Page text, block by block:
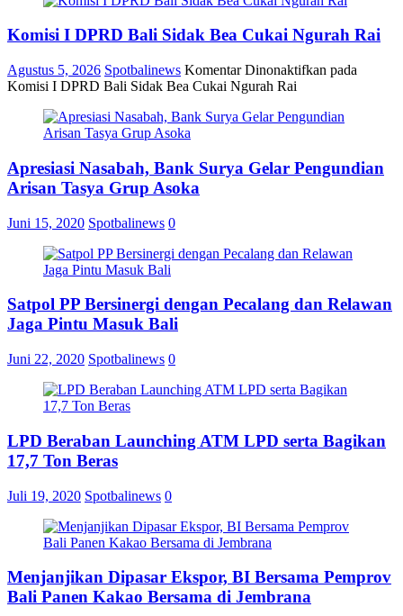
Komisi I DPRD Bali Sidak Bea Cukai Ngurah Rai
Agustus 5, 2026 Spotbalinews Komentar Dinonaktifkan pada
Komisi I DPRD Bali Sidak Bea Cukai Ngurah Rai
Apresiasi Nasabah, Bank Surya Gelar Pengundian
Arisan Tasya Grup Asoka
Juni 15, 2020 Spotbalinews 0
Satpol PP Bersinergi dengan Pecalang dan Relawan
Jaga Pintu Masuk Bali
Juni 22, 2020 Spotbalinews 0
LPD Beraban Launching ATM LPD serta Bagikan
17,7 Ton Beras
Juli 19, 2020 Spotbalinews 0
Menjanjikan Dipasar Ekspor, BI Bersama Pemprov
Bali Panen Kakao Bersama di Jembrana